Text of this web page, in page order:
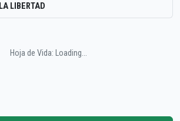
LA LIBERTAD
Hoja de Vida: Loading...